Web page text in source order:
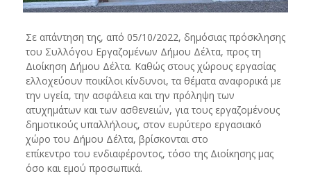
Σε απάντηση της, από 05/10/2022, δημόσιας πρόσκλησης
του Συλλόγου Εργαζομένων Δήμου Δέλτα, προς τη
Διοίκηση Δήμου Δέλτα. Καθώς στους χώρους εργασίας
ελλοχεύουν ποικίλοι κίνδυνοι, τα θέματα αναφορικά με
την υγεία, την ασφάλεια και την πρόληψη των
ατυχημάτων και των ασθενειών, για τους εργαζομένους
δημοτικούς υπαλλήλους, στον ευρύτερο εργασιακό
χώρο του Δήμου Δέλτα, βρίσκονται στο
επίκεντρο του ενδιαφέροντος, τόσο της Διοίκησης μας
όσο και εμού προσωπικά.